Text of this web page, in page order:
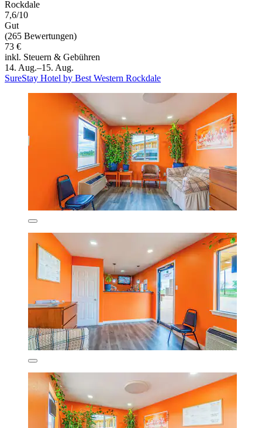
Rockdale
7,6/10
Gut
(265 Bewertungen)
73 €
inkl. Steuern & Gebühren
14. Aug.–15. Aug.
SureStay Hotel by Best Western Rockdale